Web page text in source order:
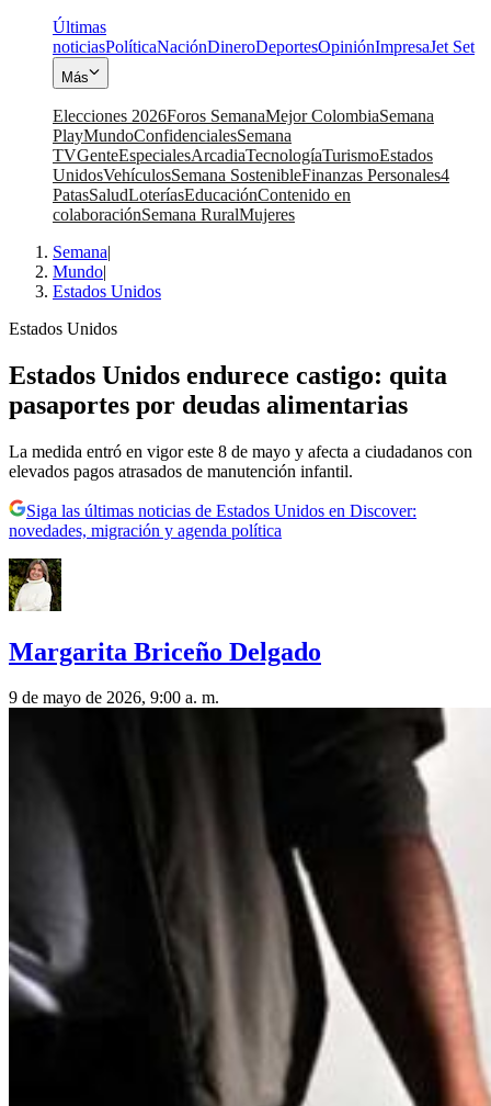
Últimas
noticiasPolíticaNaciónDineroDeportesOpiniónImpresaJet Set
Más
Elecciones 2026Foros SemanaMejor ColombiaSemana
PlayMundoConfidencialesSemana
TVGenteEspecialesArcadiaTecnologíaTurismoEstados
UnidosVehículosSemana SostenibleFinanzas Personales4
PatasSaludLoteríasEducaciónContenido en
colaboraciónSemana RuralMujeres
Semana|
Mundo|
Estados Unidos
Estados Unidos
Estados Unidos endurece castigo: quita
pasaportes por deudas alimentarias
La medida entró en vigor este 8 de mayo y afecta a ciudadanos con
elevados pagos atrasados de manutención infantil.
Siga las últimas noticias de Estados Unidos en Discover:
novedades, migración y agenda política
Margarita Briceño Delgado
9 de mayo de 2026, 9:00 a. m.